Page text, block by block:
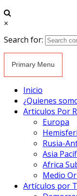
×
Search for:
Primary Menu
Inicio
¿Quienes
Articulos Por
Europa
Rusia-
Asia
Africa
Medio
Artículos por